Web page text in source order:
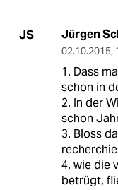
JS Jürgen
02.10.2015,
1. Dass
schon in
2. In der
schon
3. Bloss
4. wie die
betrügt,